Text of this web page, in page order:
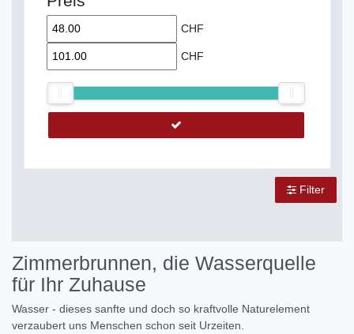
CHF
CHF
Filter
Zimmerbrunnen, die Wasserquelle
für Ihr Zuhause
Wasser - dieses sanfte und doch so kraftvolle Naturelement
verzaubert uns Menschen schon seit Urzeiten.